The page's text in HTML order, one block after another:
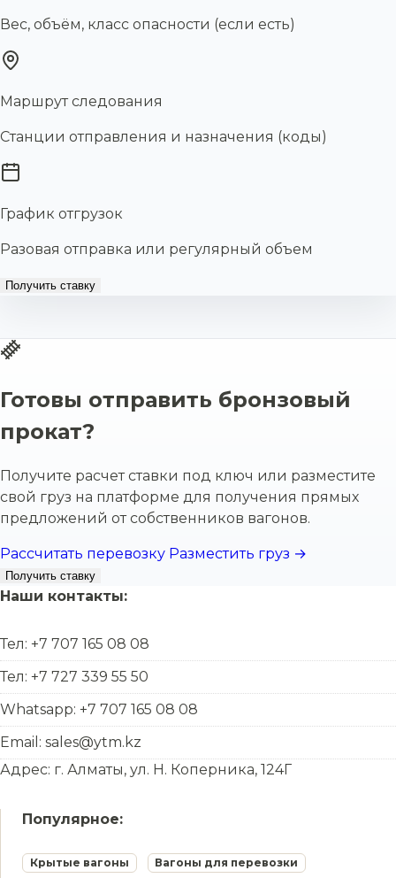
Вес, объём, класс опасности (если есть)
Маршрут следования
Станции отправления и назначения (коды)
График отгрузок
Разовая отправка или регулярный объем
Получить ставку
Готовы отправить бронзовый
прокат?
Получите расчет ставки под ключ или разместите
свой груз на платформе для получения прямых
предложений от собственников вагонов.
Рассчитать перевозку Разместить груз →
Получить ставку
Наши контакты:
Тел: +7 707 165 08 08
Тел: +7 727 339 55 50
Whatsapp: +7 707 165 08 08
Email: sales@ytm.kz
Адрес: г. Алматы, ул. Н. Коперника, 124Г
Популярное:
Крытые вагоны Вагоны для перевозки